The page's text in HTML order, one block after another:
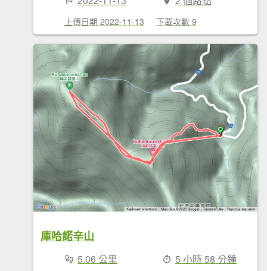
上傳日期 2022-11-13 下載次數 9
庫哈諾辛山
5.06 公里
5 小時 58 分鐘